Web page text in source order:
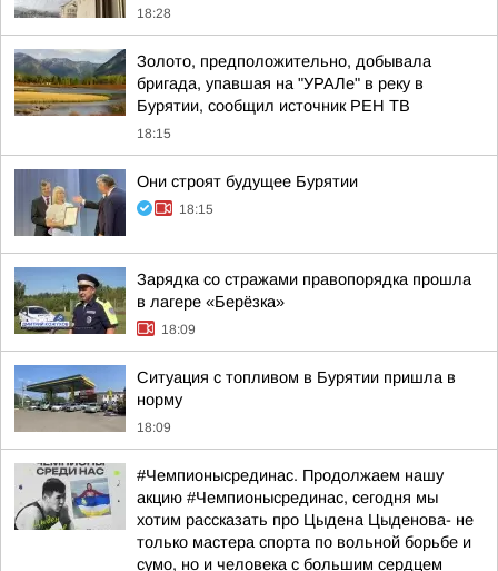
18:28
Золото, предположительно, добывала
бригада, упавшая на "УРАЛе" в реку в
Бурятии, сообщил источник РЕН ТВ
18:15
Они строят будущее Бурятии
18:15
Зарядка со стражами правопорядка прошла
в лагере «Берёзка»
18:09
Ситуация с топливом в Бурятии пришла в
норму
18:09
#Чемпионысрединас. Продолжаем нашу
акцию #Чемпионысрединас, сегодня мы
хотим рассказать про Цыдена Цыденова- не
только мастера спорта по вольной борьбе и
сумо, но и человека с большим сердцем